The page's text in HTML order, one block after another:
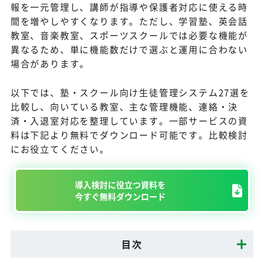
報を一元管理し、講師が指導や保護者対応に使える時
間を増やしやすくなります。ただし、学習塾、英会話
教室、音楽教室、スポーツスクールでは必要な機能が
異なるため、単に機能数だけで選ぶと運用に合わない
場合があります。
以下では、塾・スクール向け生徒管理システム27選を
比較し、向いている教室、主な管理機能、連絡・決
済・入退室対応を整理しています。一部サービスの資
料は下記より無料でダウンロード可能です。比較検討
にお役立てください。
導入検討に役立つ資料を
今すぐ無料ダウンロード
目次